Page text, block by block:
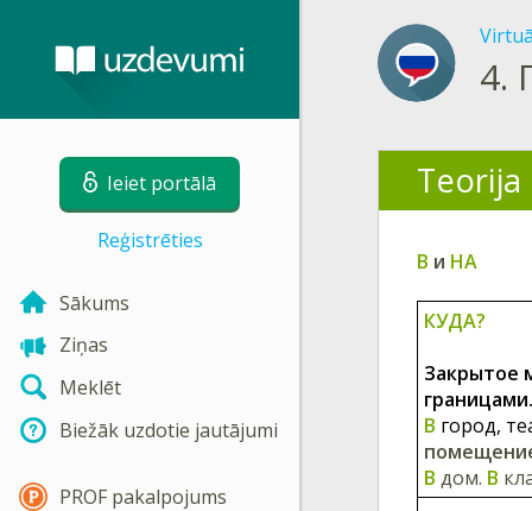
Ieiet portālā
Reģistrēties
Sākums
Ziņas
Meklēt
Biežāk uzdotie jautājumi
PROF pakalpojums
4.
Teorija
В и НА
КУДА?
Закрытое
границами.
В город,
В дом. В